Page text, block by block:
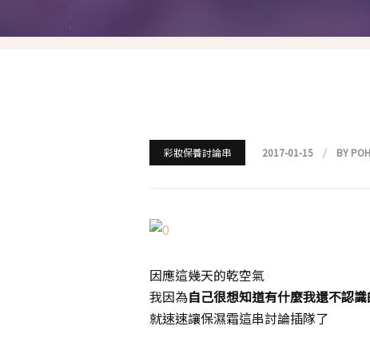
名人妝容解析
電力眉眼
唇彩腮紅
媽媽的日常妝
彩妝保養討論串 2017-01-15 BY
因應這幾天的乾空氣
我因為自己很想知道有什麼我還不認
就速速讓保濕霜這串討論插隊了